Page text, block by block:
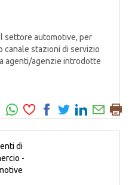
settore automotive, per
stazioni di servizio
agenti/agenzie introdotte